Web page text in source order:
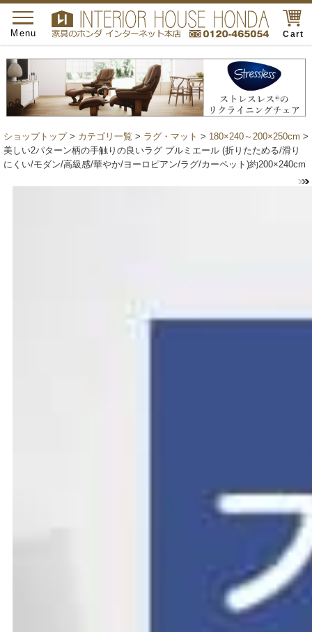
Cart
toggle
navigation
Menu
ショップトップ> カテゴリ一覧 > ラグ・マット > 180×240～200×250cm >
美しい2パターン柄の手触りの良いラグ プルミエール (折りたためる/滑り
にくい/モダン/高級感/華やか/ヨーロピアン/ラグ/カーペット)約200×240cm